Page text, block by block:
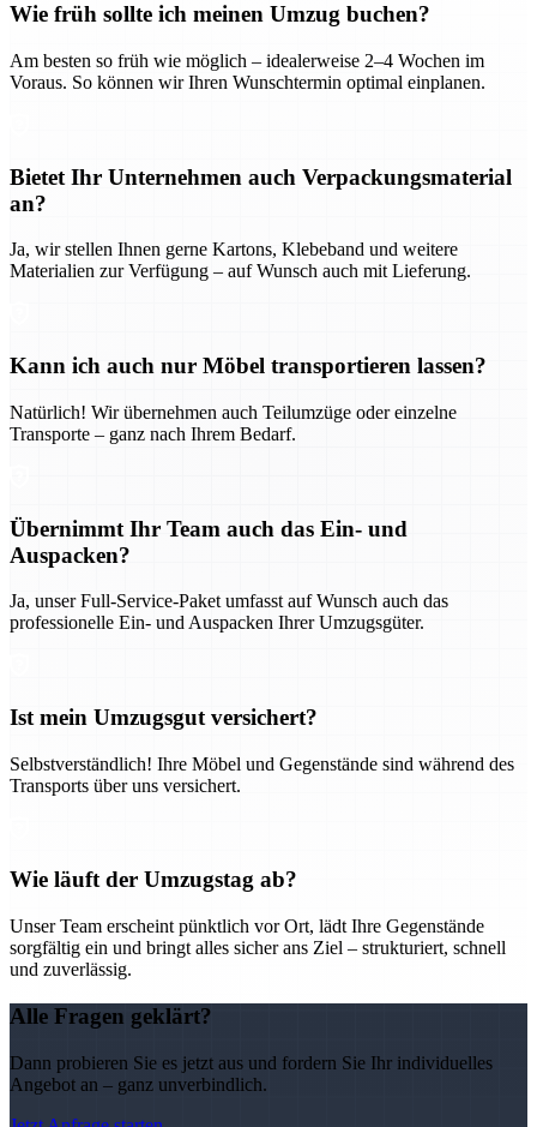
Wie früh sollte ich meinen Umzug buchen?
Am besten so früh wie möglich – idealerweise 2–4 Wochen im
Voraus. So können wir Ihren Wunschtermin optimal einplanen.
Bietet Ihr Unternehmen auch Verpackungsmaterial
an?
Ja, wir stellen Ihnen gerne Kartons, Klebeband und weitere
Materialien zur Verfügung – auf Wunsch auch mit Lieferung.
Kann ich auch nur Möbel transportieren lassen?
Natürlich! Wir übernehmen auch Teilumzüge oder einzelne
Transporte – ganz nach Ihrem Bedarf.
Übernimmt Ihr Team auch das Ein- und
Auspacken?
Ja, unser Full-Service-Paket umfasst auf Wunsch auch das
professionelle Ein- und Auspacken Ihrer Umzugsgüter.
Ist mein Umzugsgut versichert?
Selbstverständlich! Ihre Möbel und Gegenstände sind während des
Transports über uns versichert.
Wie läuft der Umzugstag ab?
Unser Team erscheint pünktlich vor Ort, lädt Ihre Gegenstände
sorgfältig ein und bringt alles sicher ans Ziel – strukturiert, schnell
und zuverlässig.
Alle Fragen geklärt?
Dann probieren Sie es jetzt aus und fordern Sie Ihr individuelles
Angebot an – ganz unverbindlich.